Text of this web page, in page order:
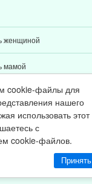
женщиной
мамой
папой
быть Женщиной
cookie-файлы для
нашего
использовать этот
с
cookie-файлов.
Принять